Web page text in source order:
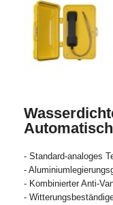
- Standard-analoges
-
- Kombinierter Anti-
-